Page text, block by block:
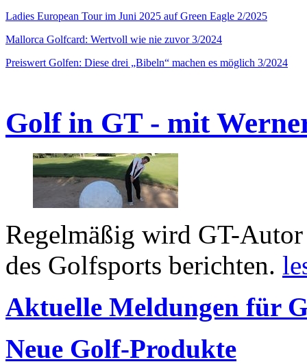
Ladies European Tour im Juni 2025 auf Green Eagle 2/2025
Mallorca Golfcard: Wertvoll wie nie zuvor 3/2024
Preiswert Golfen: Diese drei „Bibeln“ machen es möglich 3/2024
Golf in GT - mit
Regelmäßig wird GT-
des Golfsports berichten.
Aktuelle Meldungen für
Neue Golf-Produkte